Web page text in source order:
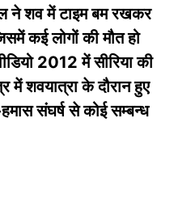
ने शव में टाइम बम रखकर
कई लोगों की मौत हो
2012 में सीरिया की
में शवयात्रा के दौरान हुए
संघर्ष से कोई सम्बन्ध